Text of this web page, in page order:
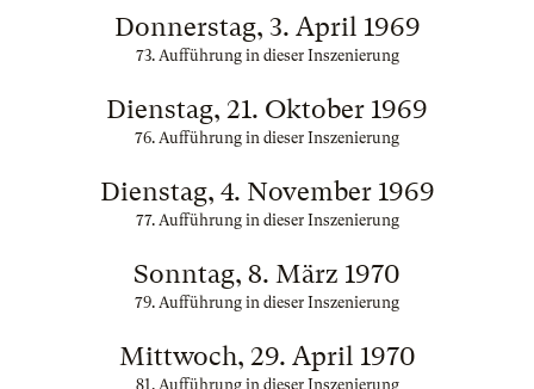
Donnerstag, 3. April 1969
73. Aufführung in dieser Inszenierung
Dienstag, 21. Oktober 1969
76. Aufführung in dieser Inszenierung
Dienstag, 4. November 1969
77. Aufführung in dieser Inszenierung
Sonntag, 8. März 1970
79. Aufführung in dieser Inszenierung
Mittwoch, 29. April 1970
81. Aufführung in dieser Inszenierung